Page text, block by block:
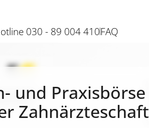
030 - 89 004 410FAQ
und
Zahnärzteschaft